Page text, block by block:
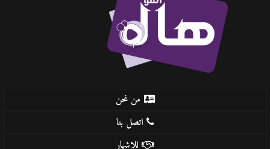
من نحن
اتصل بنا
للإشهار